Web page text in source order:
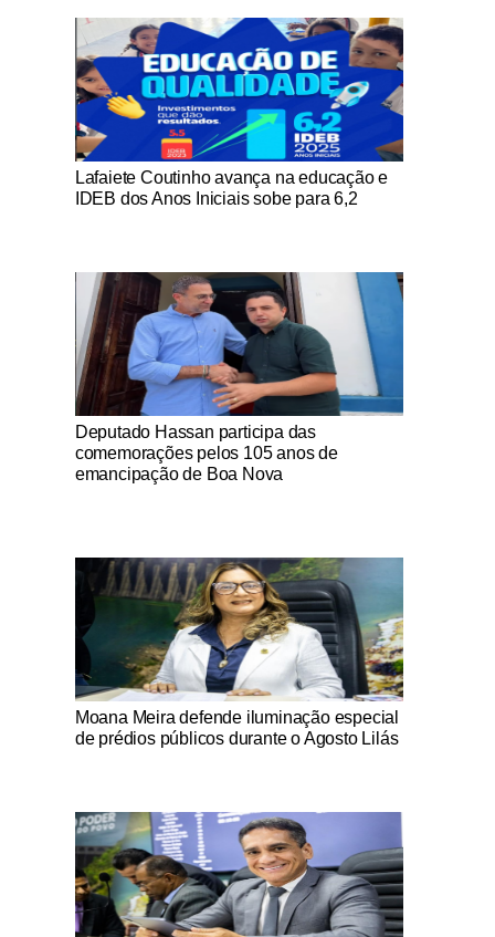
Notícias Católicas
Lafaiete Coutinho avança na educação e
IDEB dos Anos Iniciais sobe para 6,2
Notícias Católicas
Deputado Hassan participa das
comemorações pelos 105 anos de
emancipação de Boa Nova
Notícias Católicas
Moana Meira defende iluminação especial
de prédios públicos durante o Agosto Lilás